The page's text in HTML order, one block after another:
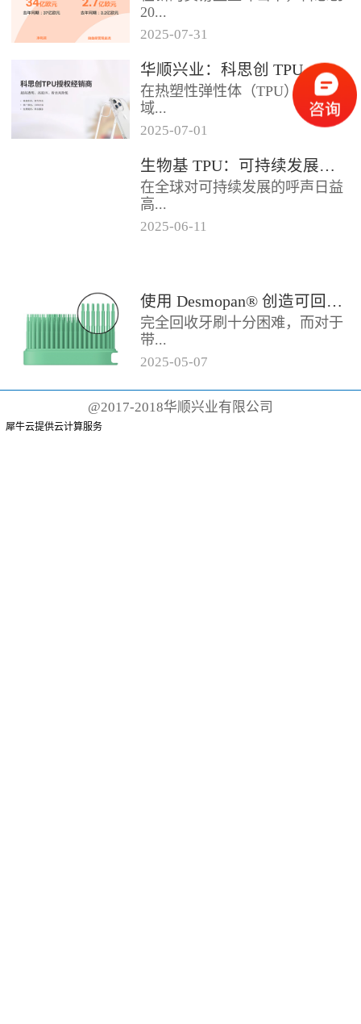
20...
25年第二季度业绩在充满挑战的
经济环境中公布。美国进口关税
的意外上调，对部分重点客户行
业...
2025-07-31
华顺兴业：科思创 TPU 一级代理商，优质 TPU 材料供应专家
在热塑性弹性体（TPU）材料领
域...
，华顺兴业凭借专业实力与行业
积淀，成为科思创 TPU 授权经销
商，为市场提供高品质的TP...
2025-07-01
生物基 TPU：可持续发展的材料新贵
在全球对可持续发展的呼声日益
高...
TP...
2025-06-11
使用 Desmopan® 创造可回收的热塑性聚氨酯牙刷头
完全回收牙刷十分困难，而对于
带...
有聚丙烯手柄和尼龙刷毛的传统
牙刷而言，这根本不可能。这些
2025-05-07
@2017-2018华顺兴业有限公司
犀牛云提供云计算服务